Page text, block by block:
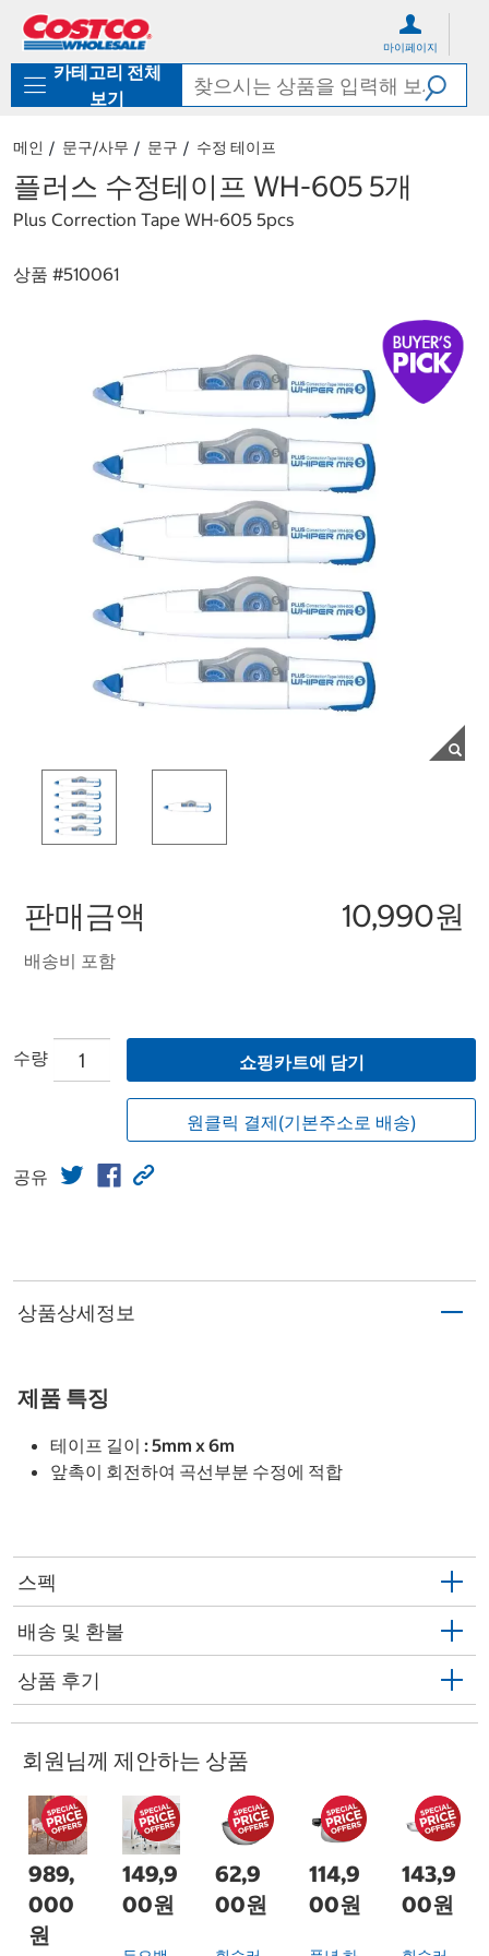
로
기
가
마이페이지
카테고리 전체
보기
메인 문구/사무 문구 수정 테이프
플러스 수정테이프 WH-605 5개
Plus Correction Tape WH-605 5pcs
상품 #510061
판매금액 10,990원
배송비 포함
수량 쇼핑카트에 담기
원클릭 결제(기본주소로 배송)
공유
상품상세정보
제품 특징
테이프 길이 : 5mm x 6m
앞촉이 회전하여 곡선부분 수정에 적합
스펙
배송 및 환불
상품 후기
회원님께 제안하는 상품
989,
000
원
149,9
00원
62,9
00원
114,9
00원
143,9
00원